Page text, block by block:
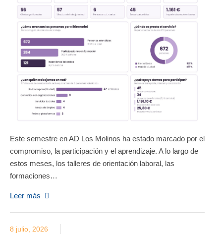
Este semestre en AD Los Molinos ha estado marcado por el
compromiso, la participación y el aprendizaje. A lo largo de
estos meses, los talleres de orientación laboral, las
formaciones…
Leer más
8 julio, 2026